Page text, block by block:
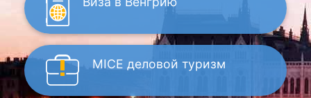
MICE деловой туризм